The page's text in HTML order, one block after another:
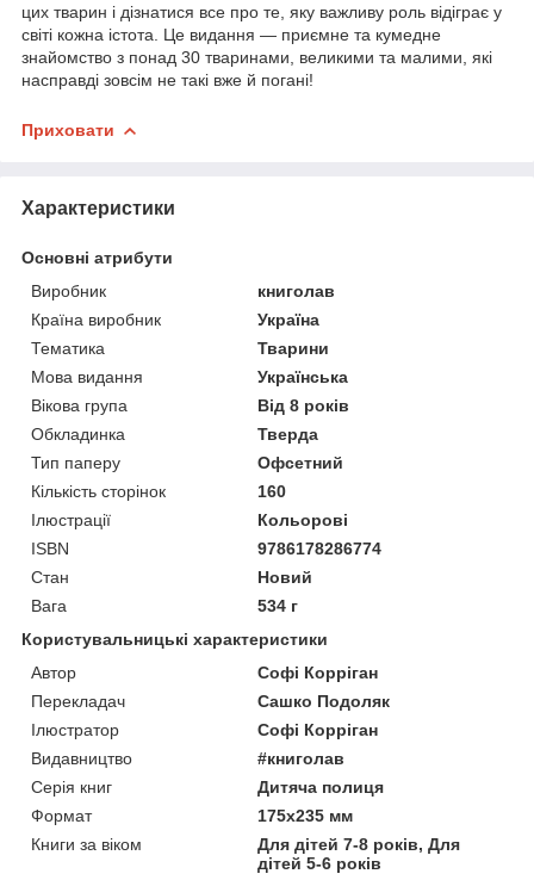
цих тварин і дізнатися все про те, яку важливу роль відіграє у
світі кожна істота. Це видання — приємне та кумедне
знайомство з понад 30 тваринами, великими та малими, які
насправді зовсім не такі вже й погані!
Приховати
Характеристики
Основні атрибути
Виробник
книголав
Країна виробник
Україна
Тематика
Тварини
Мова видання
Українська
Вікова група
Від 8 років
Обкладинка
Тверда
Тип паперу
Офсетний
Кількість сторінок
160
Ілюстрації
Кольорові
ISBN
9786178286774
Стан
Новий
Вага
534 г
Користувальницькі характеристики
Автор
Софі Корріган
Перекладач
Сашко Подоляк
Ілюстратор
Софі Корріган
Видавництво
#книголав
Серія книг
Дитяча полиця
Формат
175x235 мм
Книги за віком
Для дітей 7-8 років, Для
дітей 5-6 років